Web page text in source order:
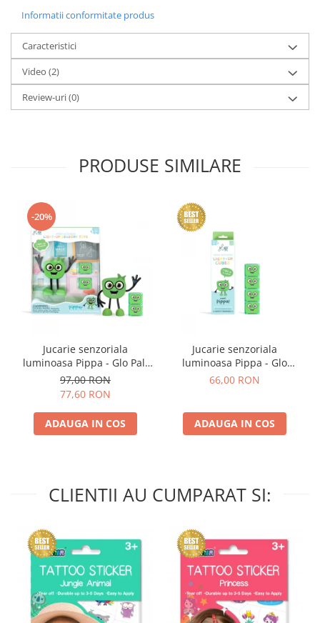
Informatii conformitate produs
Caracteristici
Video (2)
Review-uri(0)
PRODUSE SIMILARE
-20%
Jucarie senzoriala
luminoasa Pippa - Glo Pal,
verde
97,00 RON
77,60 RON
ADAUGA IN COS
Jucarie senzoriala
luminoasa Pippa - Glo
Cube, verde
66,00 RON
ADAUGA IN COS
CLIENTII AU CUMPARAT SI: